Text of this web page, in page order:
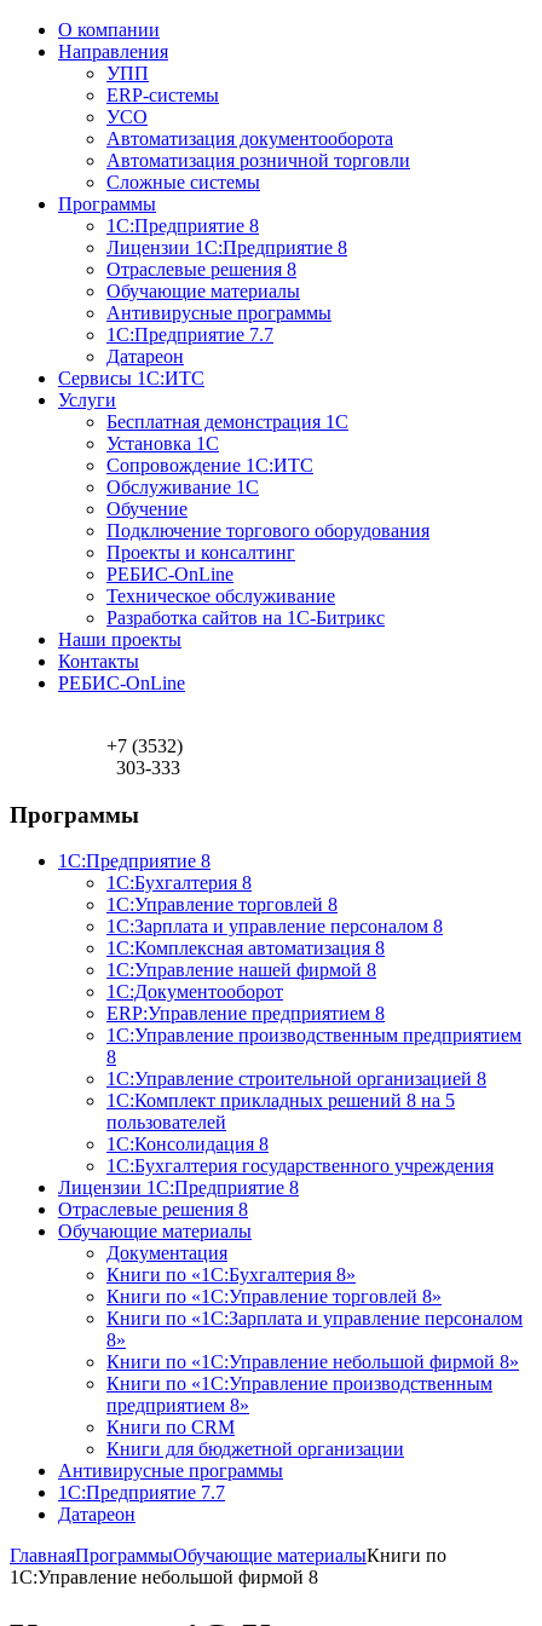
О компании
Направления
УПП
ERP-системы
УСО
Автоматизация документооборота
Автоматизация розничной торговли
Сложные системы
Программы
1С:Предприятие 8
Лицензии 1С:Предприятие 8
Отраслевые решения 8
Обучающие материалы
Антивирусные программы
1С:Предприятие 7.7
Датареон
Сервисы 1С:ИТС
Услуги
Бесплатная демонстрация 1С
Установка 1С
Сопровождение 1С:ИТС
Обслуживание 1С
Обучение
Подключение торгового оборудования
Проекты и консалтинг
РЕБИС-OnLine
Техническое обслуживание
Разработка сайтов на 1С-Битрикс
Наши проекты
Контакты
РЕБИС-OnLine
+7 (3532)
303-333
Программы
1С:Предприятие 8
1С:Бухгалтерия 8
1С:Управление торговлей 8
1С:Зарплата и управление персоналом 8
1С:Комплексная автоматизация 8
1С:Управление нашей фирмой 8
1С:Документооборот
ERP:Управление предприятием 8
1С:Управление производственным предприятием
8
1С:Управление строительной организацией 8
1С:Комплект прикладных решений 8 на 5
пользователей
1С:Консолидация 8
1С:Бухгалтерия государственного учреждения
Лицензии 1С:Предприятие 8
Отраслевые решения 8
Обучающие материалы
Документация
Книги по «1С:Бухгалтерия 8»
Книги по «1С:Управление торговлей 8»
Книги по «1С:Зарплата и управление персоналом
8»
Книги по «1С:Управление небольшой фирмой 8»
Книги по «1С:Управление производственным
предприятием 8»
Книги по CRM
Книги для бюджетной организации
Антивирусные программы
1С:Предприятие 7.7
Датареон
ГлавнаяПрограммыОбучающие материалыКниги по
1С:Управление небольшой фирмой 8